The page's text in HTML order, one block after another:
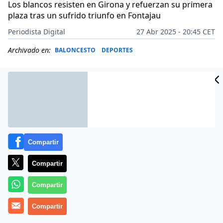
Los blancos resisten en Girona y refuerzan su primera
plaza tras un sufrido triunfo en Fontajau
Periodista Digital
27 Abr 2025 - 20:45 CET
Archivado en: BALONCESTO DEPORTES
Más información
Compartir
Compartir
Compartir
Compartir